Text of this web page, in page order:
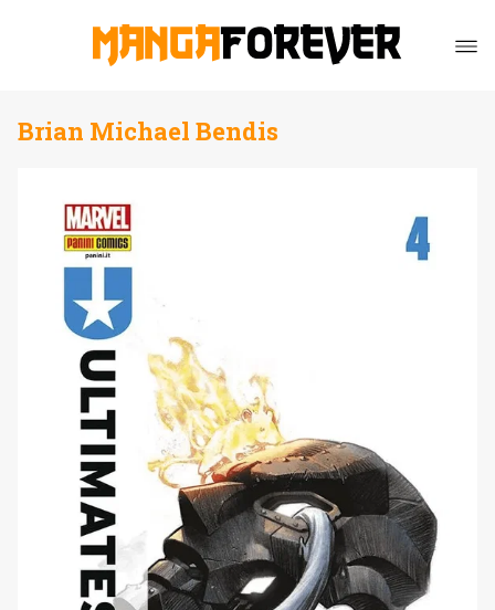
Brian Michael Bendis